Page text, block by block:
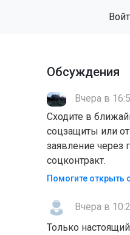
Обсуждения
Вчера в
Сходите в
соцзащиты или
заявление через
соцконтракт.
Помогите открыть
Вчера в
Только